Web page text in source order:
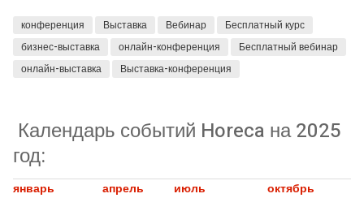
конференция Выставка Вебинар
Бесплатный курс
бизнес-выставка
онлайн-конференция
Бесплатный вебинар
онлайн-выставка
Выставка-конференция
Календарь событий Horeca на 2025
год:
январь апрель июль
октябрь